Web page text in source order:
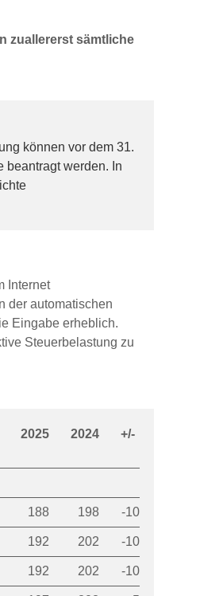
zuallererst sämtliche
können vor dem 31.
beantragt werden. In
Internet
der automatischen
Eingabe erheblich.
Steuerbelastung zu
2025 2024 +/-
188 198 -10
192 202 -10
192 202 -10